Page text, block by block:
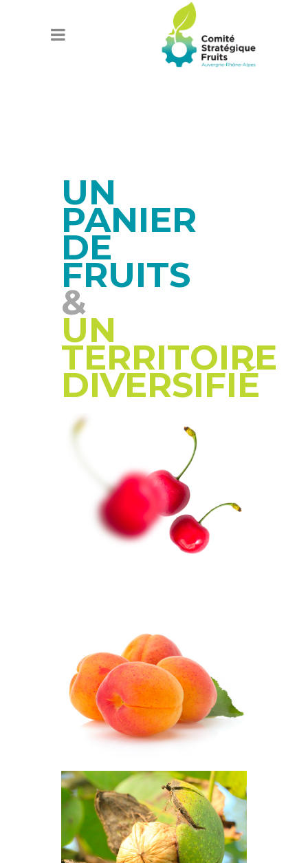
UN
PANIER
DE
FRUITS
&
UN
TERRITOIRE
DIVERSIFIÉ